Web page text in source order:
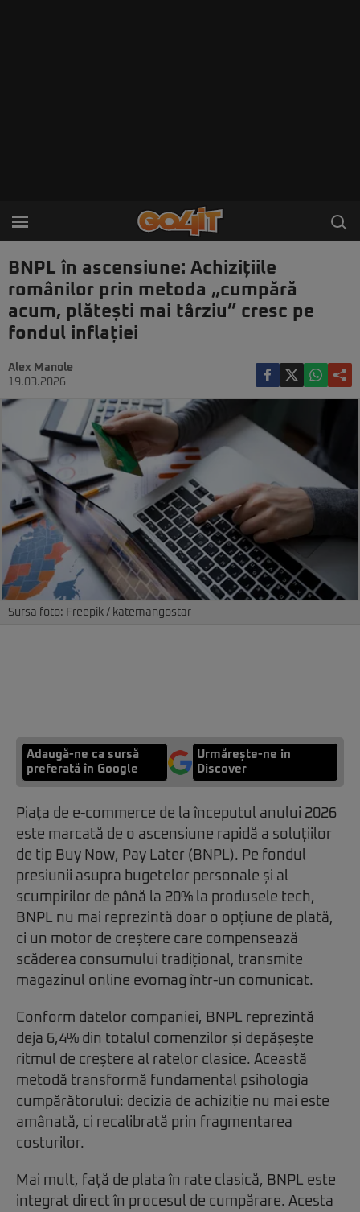
BNPL în ascensiune: Achizițiile
românilor prin metoda „cumpără
acum, plătești mai târziu” cresc pe
fondul inflației
Alex Manole
19.03.2026
Sursa foto: Freepik / katemangostar
Adaugă-ne ca sursă
preferată în Google
Urmărește-ne in
Discover
Piața de e-commerce de la începutul anului 2026
este marcată de o ascensiune rapidă a soluțiilor
de tip Buy Now, Pay Later (BNPL). Pe fondul
presiunii asupra bugetelor personale și al
scumpirilor de până la 20% la produsele tech,
BNPL nu mai reprezintă doar o opțiune de plată,
ci un motor de creștere care compensează
scăderea consumului tradițional, transmite
magazinul online evomag într-un comunicat.
Conform datelor companiei, BNPL reprezintă
deja 6,4% din totalul comenzilor și depășește
ritmul de creștere al ratelor clasice. Această
metodă transformă fundamental psihologia
cumpărătorului: decizia de achiziție nu mai este
amânată, ci recalibrată prin fragmentarea
costurilor.
Mai mult, față de plata în rate clasică, BNPL este
integrat direct în procesul de cumpărare. Acesta